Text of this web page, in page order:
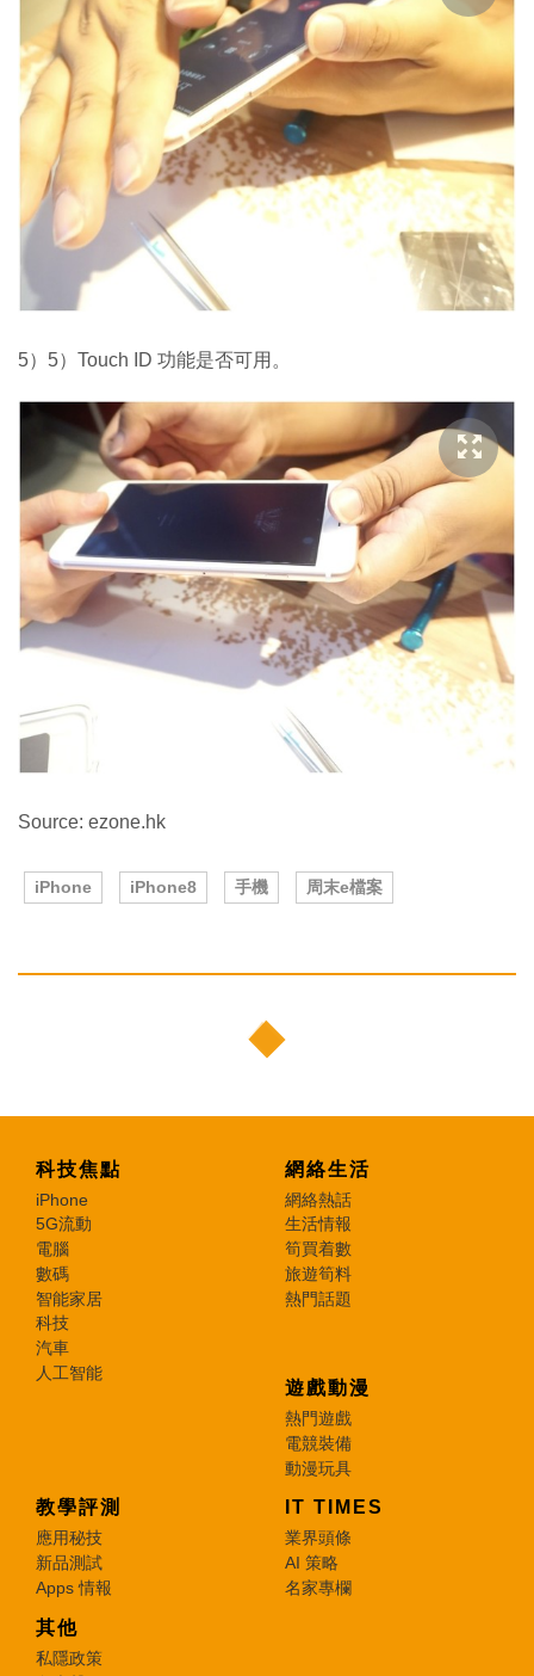
5）5）Touch ID 功能是否可用。
Source: ezone.hk
iPhone iPhone8 手機 周末e檔案
科技焦點
iPhone
5G流動
電腦
數碼
智能家居
科技
汽車
人工智能
網絡生活
網絡熱話
生活情報
筍買着數
旅遊筍料
熱門話題
遊戲動漫
熱門遊戲
電競裝備
動漫玩具
教學評測
應用秘技
新品測試
Apps 情報
IT TIMES
業界頭條
AI 策略
名家專欄
其他
私隱政策